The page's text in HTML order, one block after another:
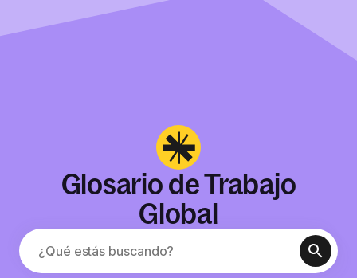
Glosario de Trabajo
Global